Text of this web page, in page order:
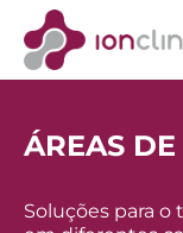
ÁREAS
Soluções para